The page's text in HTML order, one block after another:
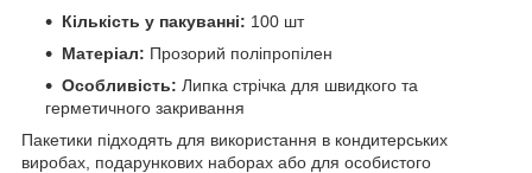
Кількість у пакуванні: 100 шт
Матеріал: Прозорий поліпропілен
Особливість: Липка стрічка для швидкого та
герметичного закривання
Пакетики підходять для використання в кондитерських
виробах, подарункових наборах або для особистого